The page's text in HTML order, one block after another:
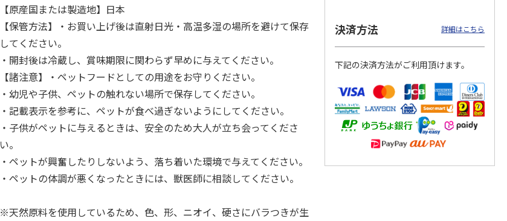
【原産国または製造地】日本
【保管方法】・お買い上げ後は直射日光・高温多湿の場所を避けて保存
してください。
・開封後は冷蔵し、賞味期限に関わらず早めに与えてください。
【諸注意】・ペットフードとしての用途をお守りください。
・幼児や子供、ペットの触れない場所で保存してください。
・記載表示を参考に、ペットが食べ過ぎないようにしてください。
・子供がペットに与えるときは、安全のため大人が立ち会ってくださ
い。
・ペットが興奮したりしないよう、落ち着いた環境で与えてください。
・ペットの体調が悪くなったときには、獣医師に相談してください。
※天然原料を使用しているため、色、形、ニオイ、硬さにバラつきが生
決済方法 詳細はこちら
下記の決済方法がご利用頂けます。